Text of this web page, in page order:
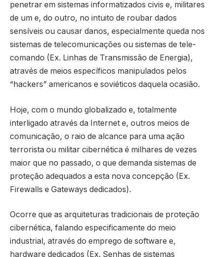
penetrar em sistemas informatizados civis e, militares
de um e, do outro, no intuito de roubar dados
sensíveis ou causar danos, especialmente queda nos
sistemas de telecomunicações ou sistemas de tele-
comando (Ex. Linhas de Transmissão de Energia),
através de meios específicos manipulados pelos
“hackers” americanos e soviéticos daquela ocasião.
Hoje, com o mundo globalizado e, totalmente
interligado através da Internet e, outros meios de
comunicação, o raio de alcance para uma ação
terrorista ou militar cibernética é milhares de vezes
maior que no passado, o que demanda sistemas de
proteção adequados a esta nova concepção (Ex.
Firewalls e Gateways dedicados).
Ocorre que as arquiteturas tradicionais de proteção
cibernética, falando especificamente do meio
industrial, através do emprego de software e,
hardware dedicados (Ex. Senhas de sistemas